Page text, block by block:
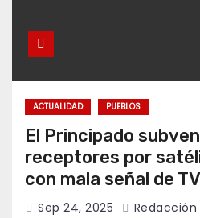
ACTUALIDAD PUEBLOS
El Principado
receptores por
con mala señal de TV
Sep 24, 2025 Redacción